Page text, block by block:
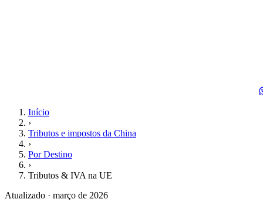
Início
›
Tributos e impostos da China
›
Por Destino
›
Tributos & IVA na UE
Atualizado · março de 2026